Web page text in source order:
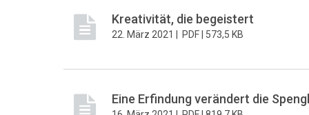
Kreativität, die begeistert
22. März 2021 | PDF | 573,5 KB
Eine Erfindung verändert die